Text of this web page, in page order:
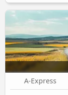
A-Express